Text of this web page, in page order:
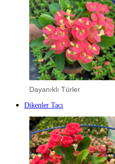
Dayanıklı Türler
Dikenler Tacı